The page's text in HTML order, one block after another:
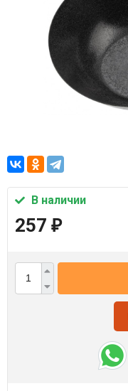
В наличии
257 ₽